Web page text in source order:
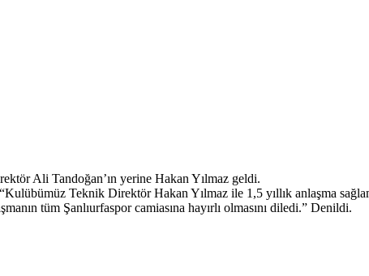
Ali Tandoğan’ın yerine Hakan Yılmaz geldi.
Teknik Direktör Hakan Yılmaz ile 1,5 yıllık anlaşma
tüm Şanlıurfaspor camiasına hayırlı olmasını diledi.” Denildi.